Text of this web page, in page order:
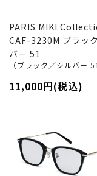
PARIS MIKI
CAF-3230M ブラッ
バー 51
（ブラック／シルバー
11,000円(税込)